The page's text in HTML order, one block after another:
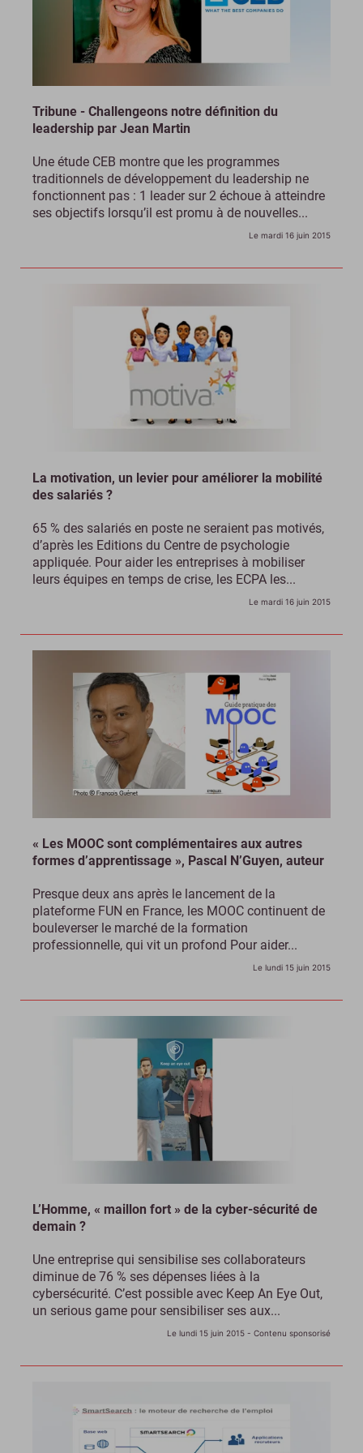
Tribune - Challengeons notre définition du
leadership par Jean Martin
Une étude CEB montre que les programmes
traditionnels de développement du leadership ne
fonctionnent pas : 1 leader sur 2 échoue à atteindre
ses objectifs lorsqu’il est promu à de nouvelles...
Le mardi 16 juin 2015
La motivation, un levier pour améliorer la mobilité
des salariés ?
65 % des salariés en poste ne seraient pas motivés,
d’après les Editions du Centre de psychologie
appliquée. Pour aider les entreprises à mobiliser
leurs équipes en temps de crise, les ECPA les...
Le mardi 16 juin 2015
« Les MOOC sont complémentaires aux autres
formes d’apprentissage », Pascal N’Guyen, auteur
Presque deux ans après le lancement de la
plateforme FUN en France, les MOOC continuent de
bouleverser le marché de la formation
professionnelle, qui vit un profond Pour aider...
Le lundi 15 juin 2015
L’Homme, « maillon fort » de la cyber-sécurité de
demain ?
Une entreprise qui sensibilise ses collaborateurs
diminue de 76 % ses dépenses liées à la
cybersécurité. C’est possible avec Keep An Eye Out,
un serious game pour sensibiliser ses aux...
Le lundi 15 juin 2015 - Contenu sponsorisé